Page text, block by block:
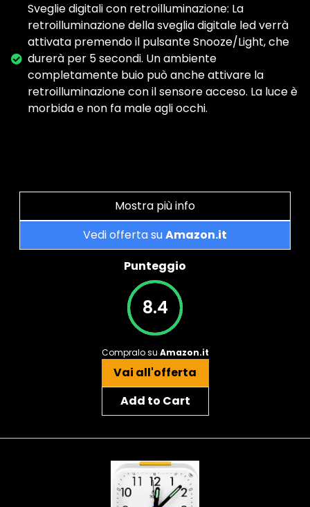
Sveglie digitali con retroilluminazione: La
retroilluminazione della sveglia digitale led verrà
attivata premendo il pulsante Snooze/Light, che
durerà per 5 secondi. Un ambiente
completamente buio può anche attivare la
retroilluminazione con il sensore acceso. La luce è
morbida e non fa male agli occhi.
Mostra più info
Vedi offerta suAmazon.it
Punteggio
8.4
Compralo su Amazon.it
Vai all'offerta
Add to Cart